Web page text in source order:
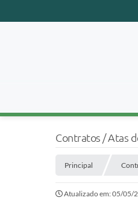
Contratos / Atas
Principal
Atualizado em: 05/05/